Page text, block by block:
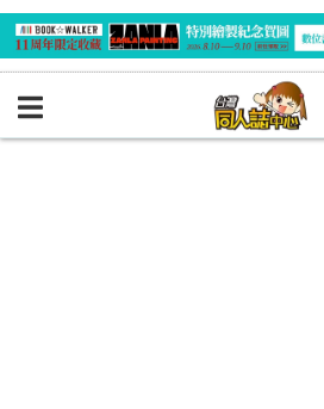
BOOKY書集倉庫